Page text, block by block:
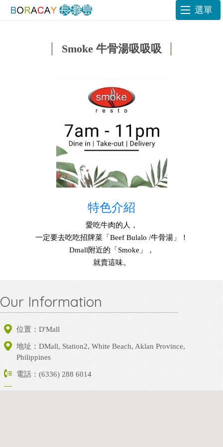
選單
Smoke 牛骨湯吸吸吸
特色介紹
愛吃牛肉的人，
一定要去吃吃招牌菜「Beef Bulalo /牛骨湯」！
Dmall附近的「Smoke」，
就賣這味。
Our Information
位置：D'Mall
地址： DMall, Station2, White Beach, Aklan Province,
Philippines
電話：(6336) 288 6014